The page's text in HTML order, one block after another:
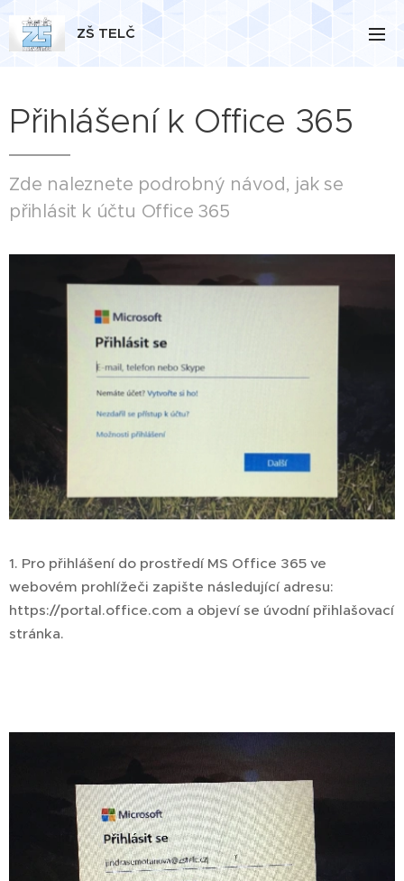
ZŠ TELČ
Přihlášení k Office 365
Zde naleznete podrobný návod, jak se
přihlásit k účtu Office 365
1. Pro přihlášení do prostředí MS Office 365 ve
webovém prohlížeči zapište následující adresu:
https://portal.office.com a objeví se úvodní přihlašovací
stránka.